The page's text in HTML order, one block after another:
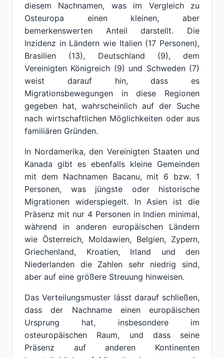
diesem Nachnamen, was im Vergleich zu
Osteuropa einen kleinen, aber
bemerkenswerten Anteil darstellt. Die
Inzidenz in Ländern wie Italien (17 Personen),
Brasilien (13), Deutschland (9), dem
Vereinigten Königreich (9) und Schweden (7)
weist darauf hin, dass es
Migrationsbewegungen in diese Regionen
gegeben hat, wahrscheinlich auf der Suche
nach wirtschaftlichen Möglichkeiten oder aus
familiären Gründen.
In Nordamerika, den Vereinigten Staaten und
Kanada gibt es ebenfalls kleine Gemeinden
mit dem Nachnamen Bacanu, mit 6 bzw. 1
Personen, was jüngste oder historische
Migrationen widerspiegelt. In Asien ist die
Präsenz mit nur 4 Personen in Indien minimal,
während in anderen europäischen Ländern
wie Österreich, Moldawien, Belgien, Zypern,
Griechenland, Kroatien, Irland und den
Niederlanden die Zahlen sehr niedrig sind,
aber auf eine größere Streuung hinweisen.
Das Verteilungsmuster lässt darauf schließen,
dass der Nachname einen europäischen
Ursprung hat, insbesondere im
osteuropäischen Raum, und dass seine
Präsenz auf anderen Kontinenten